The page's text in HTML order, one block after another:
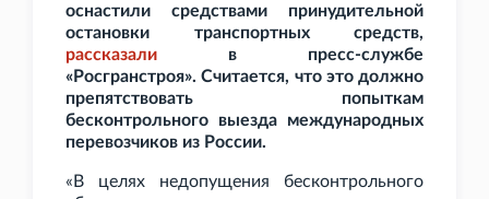
оснастили средствами принудительной
остановки транспортных средств,
рассказали в пресс-службе
«Росгранстроя». Считается, что это должно
препятствовать попыткам
бесконтрольного выезда международных
перевозчиков из России.
«В целях недопущения бесконтрольного